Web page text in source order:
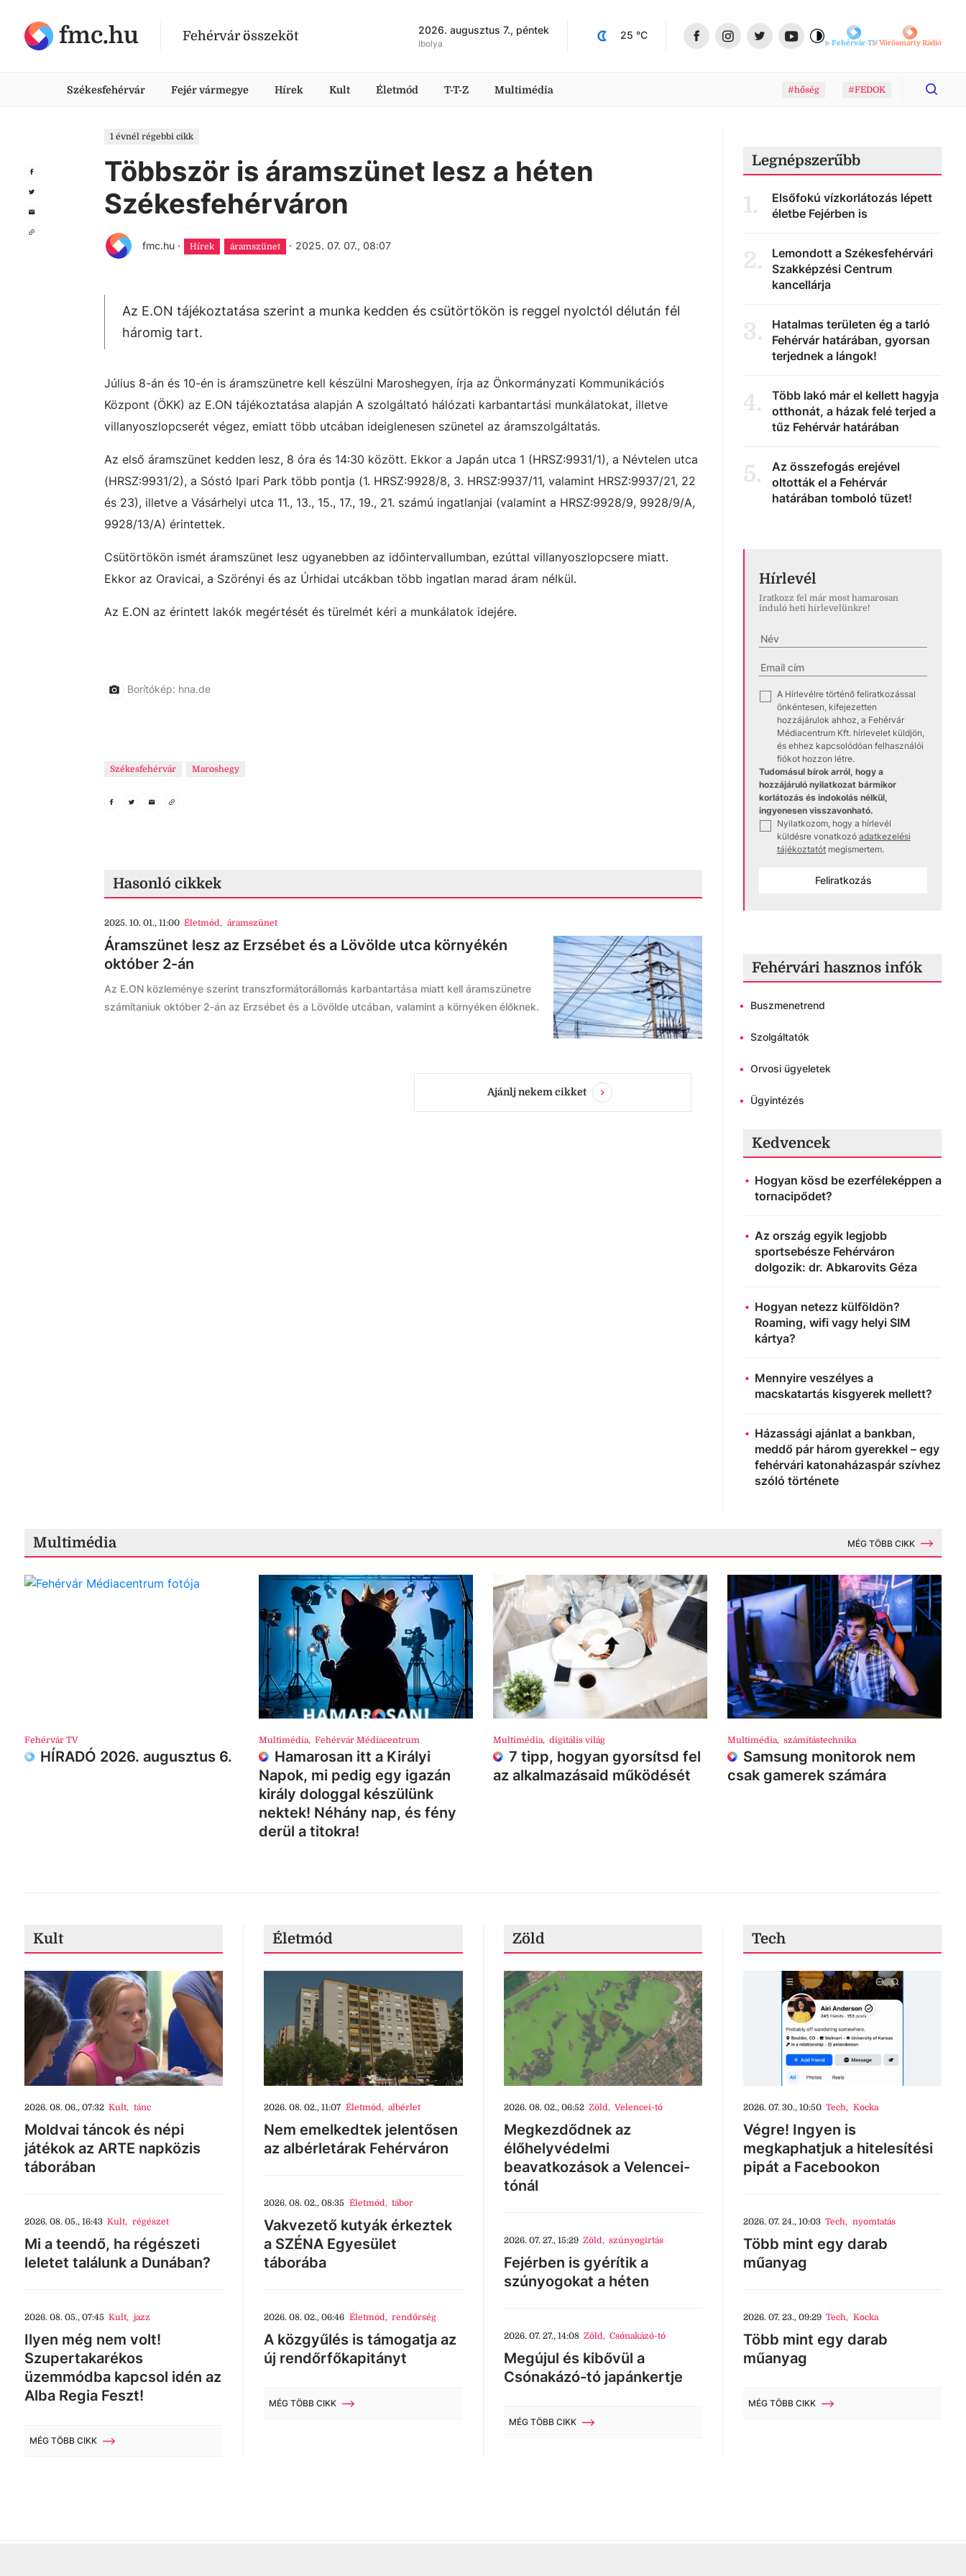
fmc.hu Fehérvár összeköt 2026. augusztus 7., péntek
Ibolya
25 °C
Fehérvár-TVVörösmarty Rádió
Székesfehérvár Fejér vármegye Hírek Kult Életmód T-T-Z Multimédia #hőség #FEDOK
1 évnél régebbi cikk
Többször is áramszünet lesz a héten
Székesfehérváron
fmc.hu · Hírek áramszünet · 2025. 07. 07., 08:07
Az E.ON tájékoztatása szerint a munka kedden és csütörtökön is reggel nyolctól délután fél
háromig tart.
Július 8-án és 10-én is áramszünetre kell készülni Maroshegyen, írja az Önkormányzati Kommunikációs
Központ (ÖKK) az E.ON tájékoztatása alapján A szolgáltató hálózati karbantartási munkálatokat, illetve
villanyoszlopcserét végez, emiatt több utcában ideiglenesen szünetel az áramszolgáltatás.
Az első áramszünet kedden lesz, 8 óra és 14:30 között. Ekkor a Japán utca 1 (HRSZ:9931/1), a Névtelen utca
(HRSZ:9931/2), a Sóstó Ipari Park több pontja (1. HRSZ:9928/8, 3. HRSZ:9937/11, valamint HRSZ:9937/21, 22
és 23), illetve a Vásárhelyi utca 11., 13., 15., 17., 19., 21. számú ingatlanjai (valamint a HRSZ:9928/9, 9928/9/A,
9928/13/A) érintettek.
Csütörtökön ismét áramszünet lesz ugyanebben az időintervallumban, ezúttal villanyoszlopcsere miatt.
Ekkor az Oravicai, a Szörényi és az Úrhidai utcákban több ingatlan marad áram nélkül.
Az E.ON az érintett lakók megértését és türelmét kéri a munkálatok idejére.
Borítókép: hna.de
Székesfehérvár Maroshegy
Hasonló cikkek
2025. 10. 01., 11:00 Életmód, áramszünet
Áramszünet lesz az Erzsébet és a Lövölde utca környékén
október 2-án
Az E.ON közleménye szerint transzformátorállomás karbantartása miatt kell áramszünetre
számítaniuk október 2-án az Erzsébet és a Lövölde utcában, valamint a környéken élőknek.
Ajánlj nekem cikket
Legnépszerűbb
1.
Elsőfokú vízkorlátozás lépett
életbe Fejérben is
2.
Lemondott a Székesfehérvári
Szakképzési Centrum
kancellárja
3.
Hatalmas területen ég a tarló
Fehérvár határában, gyorsan
terjednek a lángok!
4.
Több lakó már el kellett hagyja
otthonát, a házak felé terjed a
tűz Fehérvár határában
5.
Az összefogás erejével
oltották el a Fehérvár
határában tomboló tüzet!
Hírlevél
Iratkozz fel már most hamarosan
induló heti hírlevelünkre!
A Hírlevélre történő feliratkozással
önkéntesen, kifejezetten
hozzájárulok ahhoz, a Fehérvár
Médiacentrum Kft. hírlevelet küldjön,
és ehhez kapcsolódóan felhasználói
fiókot hozzon létre.
Tudomásul bírok arról, hogy a
hozzájáruló nyilatkozat bármikor
korlátozás és indokolás nélkül,
ingyenesen visszavonható.
Nyilatkozom, hogy a hírlevél
küldésre vonatkozó adatkezelési
tájékoztatót megismertem.
Feliratkozás
Fehérvári hasznos infók
• Buszmenetrend
• Szolgáltatók
• Orvosi ügyeletek
• Ügyintézés
Kedvencek
Hogyan kösd be ezerféleképpen a
tornacipődet?
Az ország egyik legjobb
sportsebésze Fehérváron
dolgozik: dr. Abkarovits Géza
Hogyan netezz külföldön?
Roaming, wifi vagy helyi SIM
kártya?
Mennyire veszélyes a
macskatartás kisgyerek mellett?
Házassági ajánlat a bankban,
meddő pár három gyerekkel – egy
fehérvári katonaházaspár szívhez
szóló története
Multimédia MÉG TÖBB CIKK
Fehérvár TV
HÍRADÓ 2026. augusztus 6.
Multimédia, Fehérvár Médiacentrum
Hamarosan itt a Királyi
Napok, mi pedig egy igazán
király dologgal készülünk
nektek! Néhány nap, és fény
derül a titokra!
Multimédia, digitális világ
7 tipp, hogyan gyorsítsd fel
az alkalmazásaid működését
Multimédia, számítástechnika
Samsung monitorok nem
csak gamerek számára
Kult
2026. 08. 06., 07:32 Kult, tánc
Moldvai táncok és népi
játékok az ARTE napközis
táborában
2026. 08. 05., 16:43 Kult, régészet
Mi a teendő, ha régészeti
leletet találunk a Dunában?
2026. 08. 05., 07:45 Kult, jazz
Ilyen még nem volt!
Szupertakarékos
üzemmódba kapcsol idén az
Alba Regia Feszt!
MÉG TÖBB CIKK
Életmód
2026. 08. 02., 11:07 Életmód, albérlet
Nem emelkedtek jelentősen
az albérletárak Fehérváron
2026. 08. 02., 08:35 Életmód, tábor
Vakvezető kutyák érkeztek
a SZÉNA Egyesület
táborába
2026. 08. 02., 06:46 Életmód, rendőrség
A közgyűlés is támogatja az
új rendőrfőkapitányt
MÉG TÖBB CIKK
Zöld
2026. 08. 02., 06:52 Zöld, Velencei-tó
Megkezdődnek az
élőhelyvédelmi
beavatkozások a Velencei-
tónál
2026. 07. 27., 15:29 Zöld, szúnyogirtás
Fejérben is gyérítik a
szúnyogokat a héten
2026. 07. 27., 14:08 Zöld, Csónakázó-tó
Megújul és kibővül a
Csónakázó-tó japánkertje
MÉG TÖBB CIKK
Tech
2026. 07. 30., 10:50 Tech, Kocka
Végre! Ingyen is
megkaphatjuk a hitelesítési
pipát a Facebookon
2026. 07. 24., 10:03 Tech, nyomtatás
Több mint egy darab
műanyag
2026. 07. 23., 09:29 Tech, Kocka
Több mint egy darab
műanyag
MÉG TÖBB CIKK